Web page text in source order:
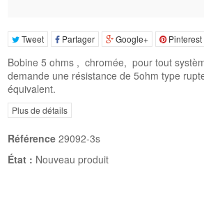
Tweet Partager Google+ Pinterest
Bobine 5 ohms , chromée, pour tout
demande une résistance de 5ohm type
équivalent.
Plus de détails
Référence 29092-3s
État : Nouveau produit